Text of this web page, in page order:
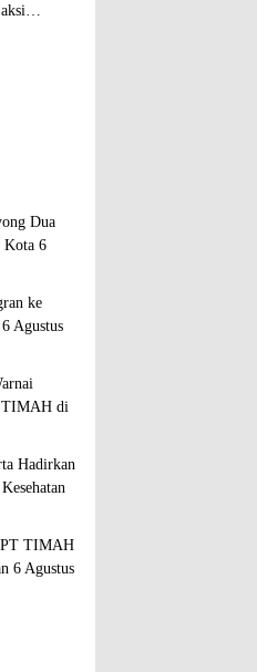
Arah
Dua
Kota 6
ke
6 Agustus
TIMAH di
Hadirkan
TIMAH
6 Agustus